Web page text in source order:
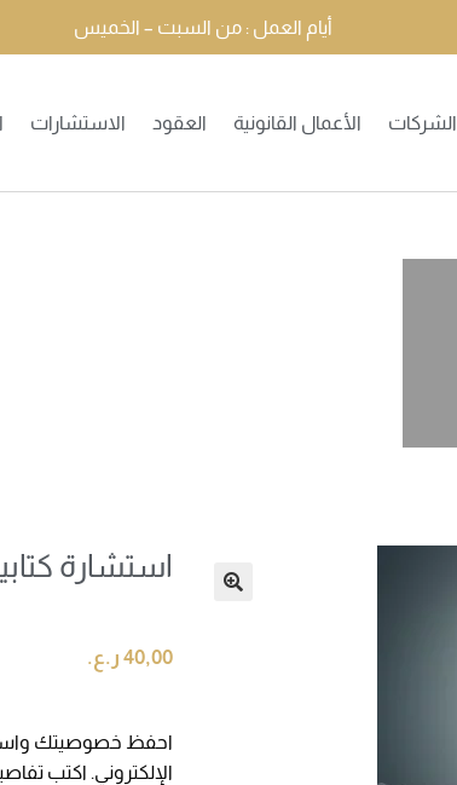
أيام العمل : من السبت – الخميس
الشركات الأعمال القانونية العقود الاستشارات
استشارة
40,00 ر.ع.
احفظ خصوصيتك
الإلكتروني. اكتب